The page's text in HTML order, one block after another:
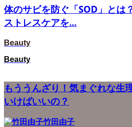
体のサビを防ぐ「SOD」とは
ストレスケアを...
Beauty
Beauty
もううんざり！気まぐれな生
いけばいいの？
竹田由子